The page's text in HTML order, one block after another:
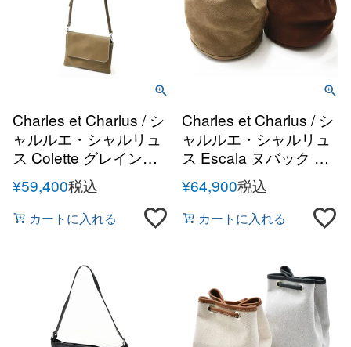
Charles et Charlus / シ
ャルルエ・シャルリュ
ス Colette グレインレ
ザー サコッシュ ショル
ダーバッグ
¥59,400税込
カートに入れる
Charles et Charlus / シ
ャルルエ・シャルリュ
ス Escala ヌバック ド
ローストリングバッグ
¥64,900税込
カートに入れる